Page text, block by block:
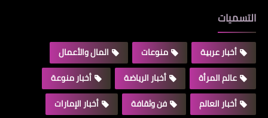
التسميات
أخبار عربية منوعات
المال والأعمال
عالم المرأة
أخبار الرياضة
أخبار منوعة
أخبار العالم
فن وثقافة
أخبار الإمارات